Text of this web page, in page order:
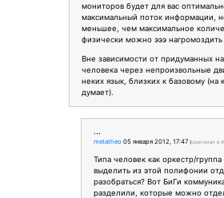
мониторов будет для вас
максимальный поток информации,
меньшее, чем максимальное
физически можно эээ
Вне зависимости от придуманных
человека через непроизвольные
неких язык, близких к базовому (на
думает).
...
metatheo 05 января 2012, 17:47 (оригинал в
Типа человек как оркестр/
выделить из этой полифонии
разобраться? Вот БиГи
разделили, которые можно